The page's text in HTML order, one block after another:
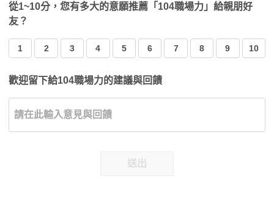
從1~10分，您有多大的意願推薦「104職場力」給親朋好
友？
1 2 3 4 5 6 7 8 9 10
歡迎留下給104職場力的建議與回饋
送出